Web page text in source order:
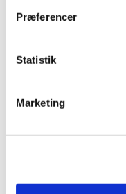
Præferencer
Statistik
Marketing
2017 (167)
2014 (44)
2012 (44)
2008 (8)